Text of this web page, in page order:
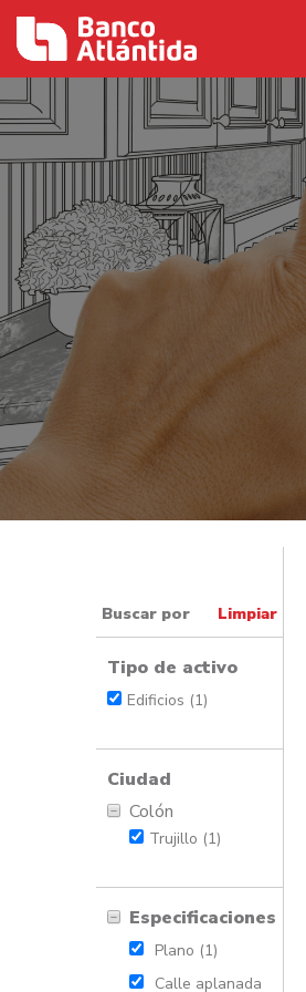
Buscar por Limpiar
Tipo de activo
Edificios (1)
Ciudad
Colón
Trujillo (1)
Especificaciones
Plano (1)
Calle aplanada